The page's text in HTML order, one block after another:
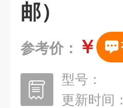
邮）
参考价： ￥
型号：
更新时间：